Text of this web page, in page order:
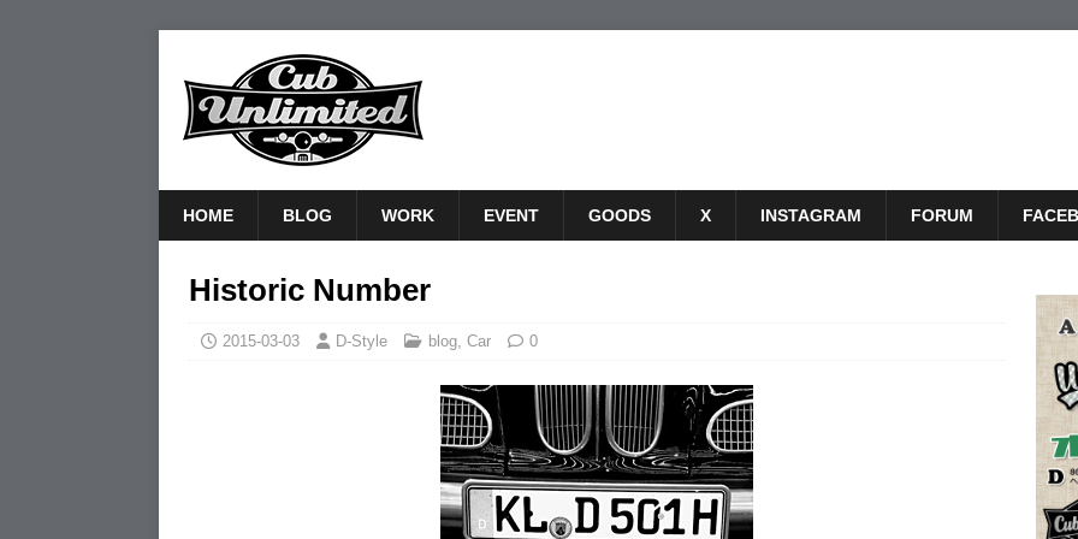
HOME BLOG WORK EVENT GOODS X INSTAGRAM FORUM
Historic Number
2015-03-03 D-Style blog, Car 0